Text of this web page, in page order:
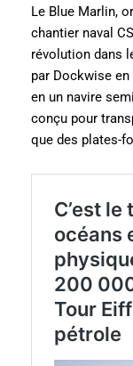
Le Blue Marlin,
chantier naval
révolution dans
par Dockwise
en un navire
conçu pour
que des plates-